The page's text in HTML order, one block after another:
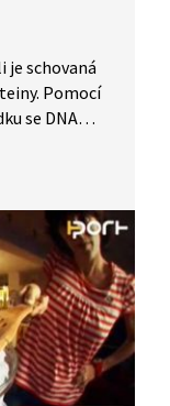
je schovaná
Pomocí
se DNA